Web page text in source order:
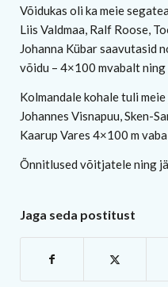
Võidukas oli ka meie
Liis Valdmaa, Ralf Roose,
Johanna Kübar saavutasid
võidu – 4×100 mvabalt
Kolmandale kohale tuli
Johannes Visnapuu, Sken-
Kaarup Vares 4×100 m
Õnnitlused võitjatele ning
Jaga seda postitust